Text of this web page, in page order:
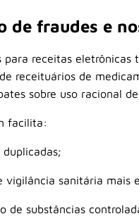
de fraudes e
para receitas eletrônicas
receituários de
sobre uso racional
facilita:
vigilância sanitária mais
de substâncias